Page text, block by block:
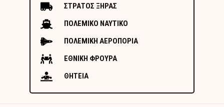
ΣΤΡΑΤΟΣ ΞΗΡΑΣ
ΠΟΛΕΜΙΚΟ ΝΑΥΤΙΚΟ
ΠΟΛΕΜΙΚΗ ΑΕΡΟΠΟΡΙΑ
ΕΘΝΙΚΗ ΦΡΟΥΡΑ
ΘΗΤΕΙΑ